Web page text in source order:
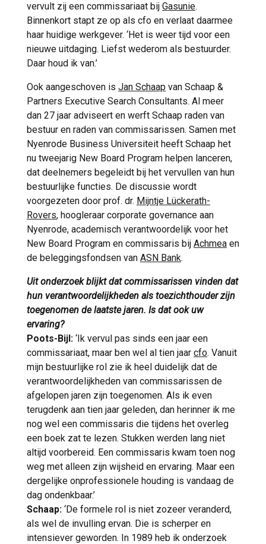
vervult zij een commissariaat bij Gasunie.
Binnenkort stapt ze op als cfo en verlaat daarmee
haar huidige werkgever. ‘Het is weer tijd voor een
nieuwe uitdaging. Liefst wederom als bestuurder.
Daar houd ik van.’
Ook aangeschoven is Jan Schaap van Schaap &
Partners Executive Search Consultants. Al meer
dan 27 jaar adviseert en werft Schaap raden van
bestuur en raden van commissarissen. Samen met
Nyenrode Business Universiteit heeft Schaap het
nu tweejarig New Board Program helpen lanceren,
dat deelnemers begeleidt bij het vervullen van hun
bestuurlijke functies. De discussie wordt
voorgezeten door prof. dr. Mijntje Lückerath-
Rovers, hoogleraar corporate governance aan
Nyenrode, academisch verantwoordelijk voor het
New Board Program en commissaris bij Achmea en
de beleggingsfondsen van ASN Bank.
Uit onderzoek blijkt dat commissarissen vinden dat
hun verantwoordelijkheden als toezichthouder zijn
toegenomen de laatste jaren. Is dat ook uw
ervaring?
Poots-Bijl: ‘Ik vervul pas sinds een jaar een
commissariaat, maar ben wel al tien jaar cfo. Vanuit
mijn bestuurlijke rol zie ik heel duidelijk dat de
verantwoordelijkheden van commissarissen de
afgelopen jaren zijn toegenomen. Als ik even
terugdenk aan tien jaar geleden, dan herinner ik me
nog wel een commissaris die tijdens het overleg
een boek zat te lezen. Stukken werden lang niet
altijd voorbereid. Een commissaris kwam toen nog
weg met alleen zijn wijsheid en ervaring. Maar een
dergelijke onprofessionele houding is vandaag de
dag ondenkbaar.’
Schaap: ‘De formele rol is niet zozeer veranderd,
als wel de invulling ervan. Die is scherper en
intensiever geworden. In 1989 heb ik onderzoek